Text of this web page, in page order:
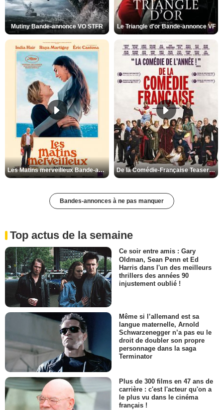
Mutiny Bande-annonce VO STFR Le Triangle d'or Bande-annonce VF
Les Matins merveilleux Bande-annonce VF De la Comédie-Française Teaser VF
Bandes-annonces à ne pas manquer
Top actus de la semaine
Ce soir entre amis : Gary
Oldman, Sean Penn et Ed
Harris dans l'un des meilleurs
thrillers des années 90
injustement oublié !
Même si l’allemand est sa
langue maternelle, Arnold
Schwarzenegger n’a pas eu le
droit de doubler son propre
personnage dans la saga
Terminator
Plus de 300 films en 47 ans de
carrière : c'est l'acteur qu'on a
le plus vu dans le cinéma
français !